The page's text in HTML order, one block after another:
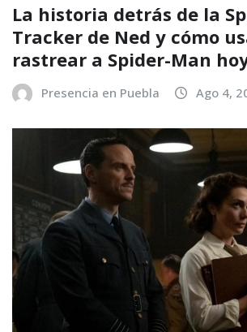
La historia detrás de la
Tracker de Ned y cómo
rastrear a Spider-Man
Presencia en Puebla Ago 4,